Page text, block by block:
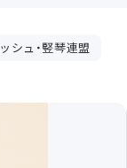
シュ・竪琴連盟